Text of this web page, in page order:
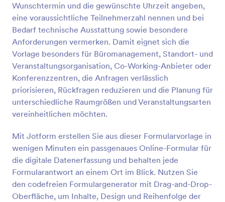
Wunschtermin und die gewünschte Uhrzeit angeben,
eine voraussichtliche Teilnehmerzahl nennen und bei
Bedarf technische Ausstattung sowie besondere
Anforderungen vermerken. Damit eignet sich die
Vorlage besonders für Büromanagement, Standort- und
Veranstaltungsorganisation, Co-Working-Anbieter oder
Konferenzzentren, die Anfragen verlässlich
priorisieren, Rückfragen reduzieren und die Planung für
unterschiedliche Raumgrößen und Veranstaltungsarten
vereinheitlichen möchten.
Mit Jotform erstellen Sie aus dieser Formularvorlage in
wenigen Minuten ein passgenaues Online-Formular für
die digitale Datenerfassung und behalten jede
Formularantwort an einem Ort im Blick. Nutzen Sie
den codefreien Formulargenerator mit Drag-and-Drop-
Oberfläche, um Inhalte, Design und Reihenfolge der
Online Buchungsformular Für Fahrten